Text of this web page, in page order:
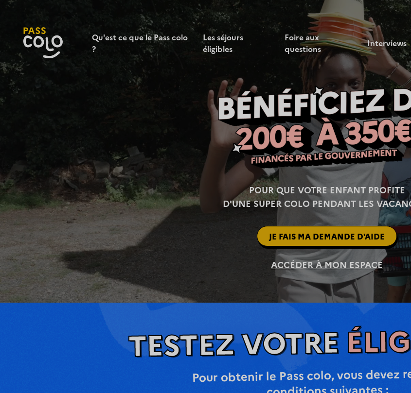
Qu'est ce que le Pass colo
?
Les séjours
éligibles
Foire aux
questions
Interviews
POUR QUE VOTRE ENFANT PROFITE
D'UNE SUPER COLO PENDANT LES
JE FAIS MA DEMANDE D'AIDE
ACCÉDER À MON ESPACE
TESTEZ VOTRE
Pour obtenir le Pass colo, vous devez